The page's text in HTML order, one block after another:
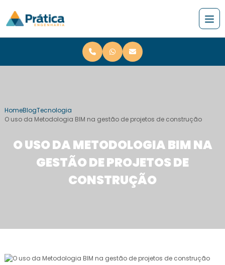
HomeBlogTecnologia
O uso da Metodologia BIM na gestão de projetos de construção
O USO DA METODOLOGIA BIM NA
GESTÃO DE PROJETOS DE
CONSTRUÇÃO